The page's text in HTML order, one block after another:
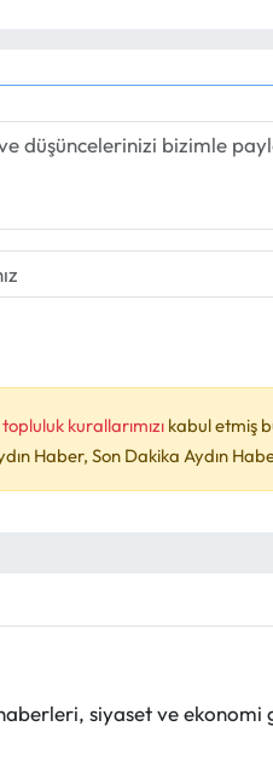
topluluk kurallarımızı kabul etmiş
Haber, Son Dakika Aydın
siyaset ve